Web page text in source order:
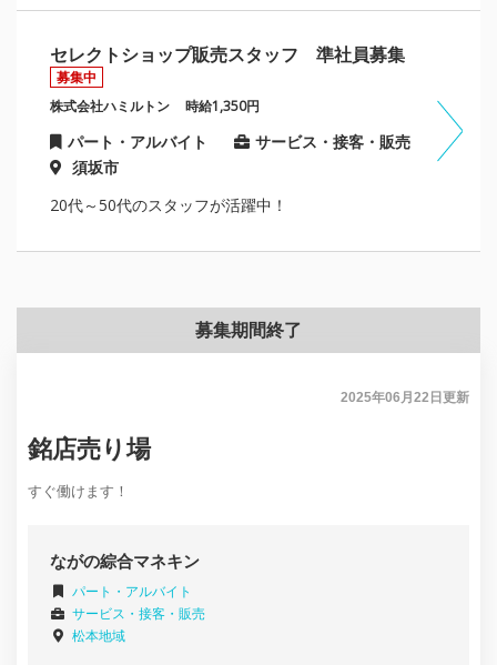
セレクトショップ販売スタッフ 準社員募集
募集中
株式会社ハミルトン 時給1,350円
パート・アルバイト
サービス・接客・販売
須坂市
20代～50代のスタッフが活躍中！
募集期間終了
2025年06月22日 更新
銘店売り場
すぐ働けます！
ながの綜合マネキン
パート・アルバイト
サービス・接客・販売
松本地域